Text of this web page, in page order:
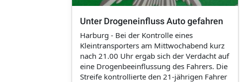
Unter Drogeneinfluss Auto gefahren
Harburg - Bei der Kontrolle eines
Kleintransporters am Mittwochabend kurz
nach 21.00 Uhr ergab sich der Verdacht auf
eine Drogenbeeinflussung des Fahrers. Die
Streife kontrollierte den 21-jährigen Fahrer